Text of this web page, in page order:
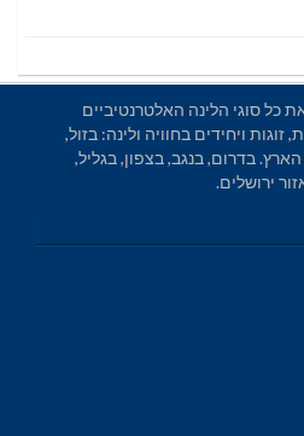
כל סוגי הלינה האלטרנטיביים
ויחידים בחוויה ולינה: בזול,
בדרום, בנגב, בצפון, בגליל,
ירושלים.